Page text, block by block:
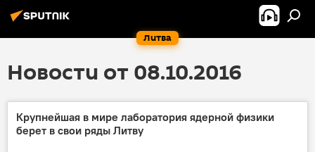
Литва
Новости от 08.10.2016
Крупнейшая в мире лаборатория ядерной физики
берет в свои ряды Литву